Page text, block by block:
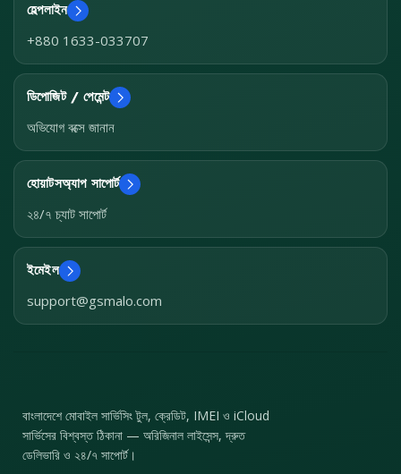
হেল্পলাইন
+880 1633-033707
ডিপোজিট / পেমেন্ট
অভিযোগ বক্সে জানান
হোয়াটসঅ্যাপ সাপোর্ট
২৪/৭ চ্যাট সাপোর্ট
ইমেইল
support@gsmalo.com
বাংলাদেশে মোবাইল সার্ভিসিং টুল, ক্রেডিট, IMEI ও iCloud
সার্ভিসের বিশ্বস্ত ঠিকানা — অরিজিনাল লাইসেন্স, দ্রুত
ডেলিভারি ও ২৪/৭ সাপোর্ট।